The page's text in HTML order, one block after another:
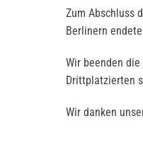
Zum Abschluss
Berlinern
Wir beenden
Drittplatzierten
Wir danken